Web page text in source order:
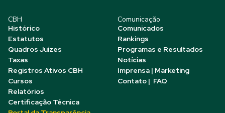
CBH
Histórico
Estatutos
Quadros Juízes
Taxas
Registros Ativos CBH
Cursos
Relatórios
Certificação Técnica
Comunicação
Comunicados
Rankings
Programas e Resultados
Notícias
Imprensa | Marketing
Contato | FAQ